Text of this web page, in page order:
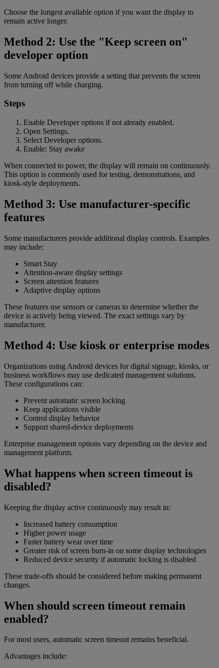
Choose the longest available option if you want the display to
remain active longer.
Method 2: Use the "Keep screen on"
developer option
Some Android devices provide a setting that prevents the screen
from turning off while charging.
Steps
Enable Developer options if not already enabled.
Open Settings.
Select Developer options.
Enable: Stay awake
When connected to power, the display will remain on continuously.
This option is commonly used for testing, demonstrations, and
kiosk-style deployments.
Method 3: Use manufacturer-specific
features
Some manufacturers provide additional display controls. Examples
may include:
Smart Stay
Attention-aware display settings
Screen attention features
Adaptive display options
These features use sensors or cameras to determine whether the
device is actively being viewed. The exact settings vary by
manufacturer.
Method 4: Use kiosk or enterprise modes
Organizations using Android devices for digital signage, kiosks, or
business workflows may use dedicated management solutions.
These configurations can:
Prevent automatic screen locking
Keep applications visible
Control display behavior
Support shared-device deployments
Enterprise management options vary depending on the device and
management platform.
What happens when screen timeout is
disabled?
Keeping the display active continuously may result in:
Increased battery consumption
Higher power usage
Faster battery wear over time
Greater risk of screen burn-in on some display technologies
Reduced device security if automatic locking is disabled
These trade-offs should be considered before making permanent
changes.
When should screen timeout remain
enabled?
For most users, automatic screen timeout remains beneficial.
Advantages include: